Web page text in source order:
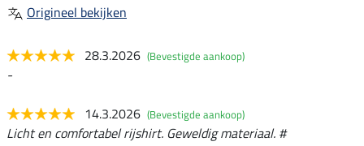
Origineel bekijken
28.3.2026 (Bevestigde aankoop)
-
14.3.2026 (Bevestigde aankoop)
Licht en comfortabel rijshirt. Geweldig materiaal. #